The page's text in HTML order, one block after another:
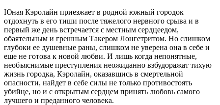
Юная Кэролайн приезжает в родной южный городок
отдохнуть в его тиши после тяжелого нервного срыва и в
первый же день встречается с местным сердцеедом,
обаятельным и грешным Такером Лонгетритом. Но слишком
глубоки ее душевные раны, слишком не уверена она в себе и
еще не готова к новой любви. И лишь когда непонятные,
необъяснимые преступления неожиданно взбудоражат тихую
жизнь городка, Кэролайн, оказавшись в смертельной
опасности, найдет в себе силы не только противостоять
убийце, но и с открытым сердцем принять любовь самого
лучшего и преданного человека.